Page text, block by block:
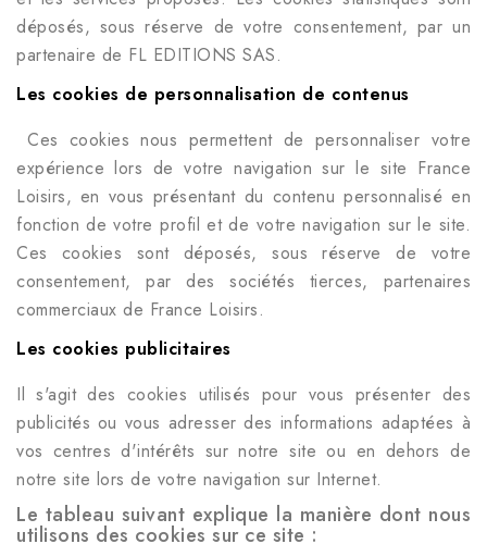
déposés, sous réserve de votre consentement, par un
partenaire de FL EDITIONS SAS.
Les cookies de personnalisation de contenus
Ces cookies nous permettent de personnaliser votre
expérience lors de votre navigation sur le site France
Loisirs, en vous présentant du contenu personnalisé en
fonction de votre profil et de votre navigation sur le site.
Ces cookies sont déposés, sous réserve de votre
consentement, par des sociétés tierces, partenaires
commerciaux de France Loisirs.
Les cookies publicitaires
Il s'agit des cookies utilisés pour vous présenter des
publicités ou vous adresser des informations adaptées à
vos centres d'intérêts sur notre site ou en dehors de
notre site lors de votre navigation sur Internet.
Le tableau suivant explique la manière dont nous
utilisons des cookies sur ce site :